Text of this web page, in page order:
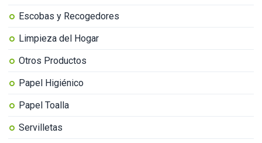
Escobas y Recogedores
Limpieza del Hogar
Otros Productos
Papel Higiénico
Papel Toalla
Servilletas